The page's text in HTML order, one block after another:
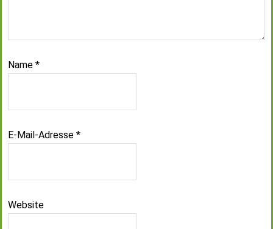
Name *
E-Mail-Adresse *
Website